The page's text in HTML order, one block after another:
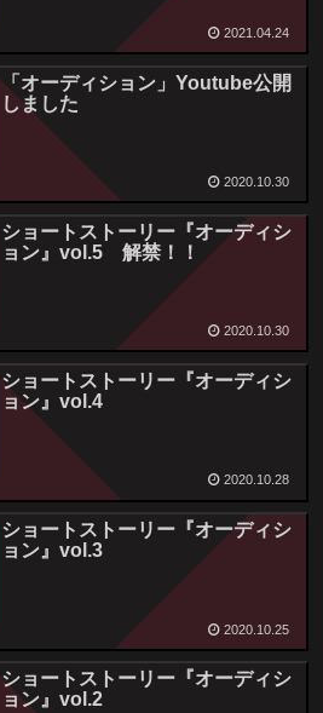
2021.04.24
「オーディション」Youtube公開
しました
2020.10.30
ショートストーリー『オーディシ
ョン』vol.5 解禁！！
2020.10.30
ショートストーリー『オーディシ
ョン』vol.4
2020.10.28
ショートストーリー『オーディシ
ョン』vol.3
2020.10.25
ショートストーリー『オーディシ
ョン』vol.2